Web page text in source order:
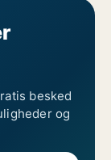
besked
og